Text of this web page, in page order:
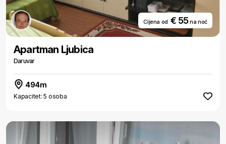
Cijena od € 55na noć
Apartman Ljubica
Daruvar
494m
Kapacitet: 5 osoba